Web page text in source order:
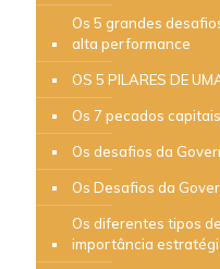
Os 5 grandes
alta performance
OS 5 PILARES DE
Os 7 pecados
Os desafios da
Os Desafios da
Os diferentes tipos
importância